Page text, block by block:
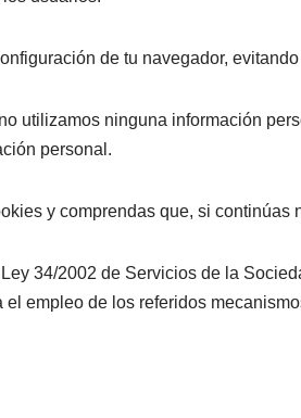
de tu navegador,
utilizamos ninguna información
personal.
y comprendas que, si
34/2002 de Servicios de la
empleo de los referidos